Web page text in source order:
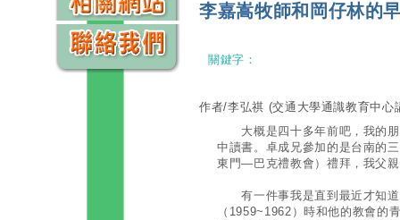
李嘉嵩牧師和岡仔林的
關鍵字：
作者/李弘祺 (交通大學通識教育中心
大概是四十多年前吧，我的朋
中讀書。卓成兄參加的是台南的
東門—巴克禮教會）禮拜，我父
有一件事我是直到最近才知道
（1959~1962）時和他的教會的